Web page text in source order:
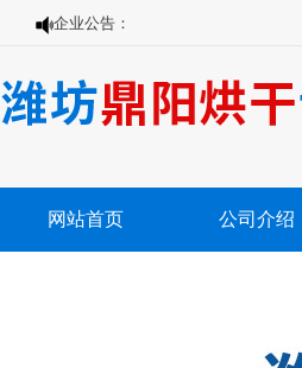
企业公告：
网站首页 公司介绍